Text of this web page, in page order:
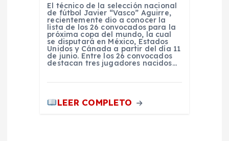
El técnico de la selección nacional
de fútbol Javier “Vasco” Aguirre,
recientemente dio a conocer la
lista de los 26 convocados para la
próxima copa del mundo, la cual
se disputará en México, Estados
Unidos y Cánada a partir del día 11
de junio. Entre los 26 convocados
destacan tres jugadores nacidos…
LEER COMPLETO